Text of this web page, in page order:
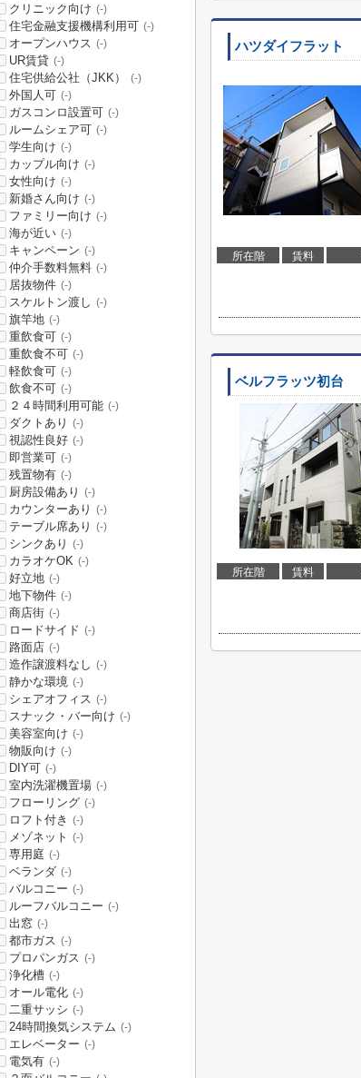
ハツダイフラット
所在階 賃料
ベルフラッツ初台
所在階 賃料
クリニック向け (-)
住宅金融支援機構利用可 (-)
オープンハウス (-)
UR賃貸 (-)
住宅供給公社（JKK） (-)
外国人可 (-)
ガスコンロ設置可 (-)
ルームシェア可 (-)
学生向け (-)
カップル向け (-)
女性向け (-)
新婚さん向け (-)
ファミリー向け (-)
海が近い (-)
キャンペーン (-)
仲介手数料無料 (-)
居抜物件 (-)
スケルトン渡し (-)
旗竿地 (-)
重飲食可 (-)
重飲食不可 (-)
軽飲食可 (-)
飲食不可 (-)
２４時間利用可能 (-)
ダクトあり (-)
視認性良好 (-)
即営業可 (-)
残置物有 (-)
厨房設備あり (-)
カウンターあり (-)
テーブル席あり (-)
シンクあり (-)
カラオケOK (-)
好立地 (-)
地下物件 (-)
商店街 (-)
ロードサイド (-)
路面店 (-)
造作譲渡料なし (-)
静かな環境 (-)
シェアオフィス (-)
スナック・バー向け (-)
美容室向け (-)
物販向け (-)
DIY可 (-)
室内洗濯機置場 (-)
フローリング (-)
ロフト付き (-)
メゾネット (-)
専用庭 (-)
ベランダ (-)
バルコニー (-)
ルーフバルコニー (-)
出窓 (-)
都市ガス (-)
プロパンガス (-)
浄化槽 (-)
オール電化 (-)
二重サッシ (-)
24時間換気システム (-)
エレベーター (-)
電気有 (-)